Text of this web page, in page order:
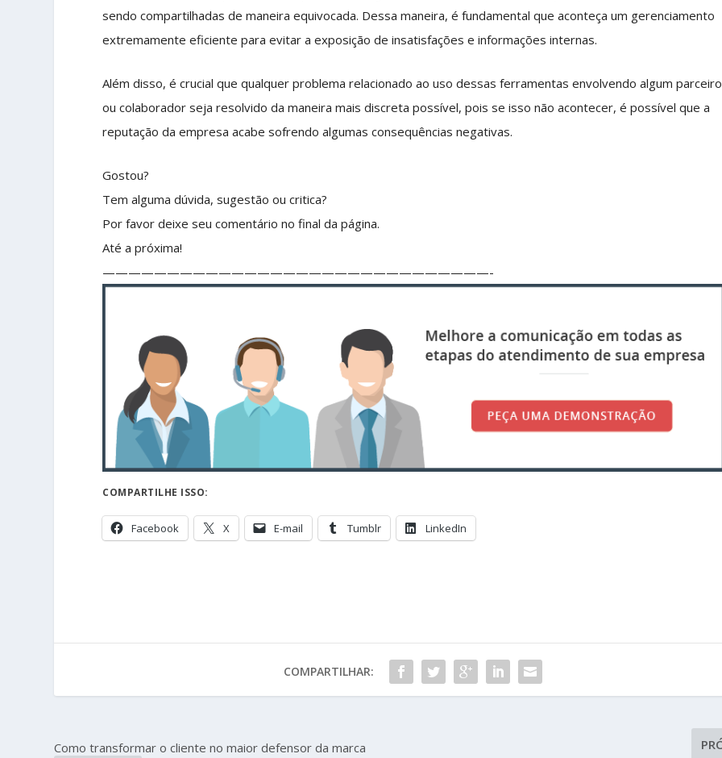
sendo compartilhadas de maneira equivocada. Dessa maneira, é fundamental que aconteça um gerenciamento
extremamente eficiente para evitar a exposição de insatisfações e informações internas.
Além disso, é crucial que qualquer problema relacionado ao uso dessas ferramentas envolvendo algum parceiro
ou colaborador seja resolvido da maneira mais discreta possível, pois se isso não acontecer, é possível que a
reputação da empresa acabe sofrendo algumas consequências negativas.
Gostou?
Tem alguma dúvida, sugestão ou critica?
Por favor deixe seu comentário no final da página.
Até a próxima!
——————————————————————————————-
COMPARTILHE ISSO:
Facebook X E-mail Tumblr LinkedIn
COMPARTILHAR:
Como transformar o cliente no maior defensor da marca